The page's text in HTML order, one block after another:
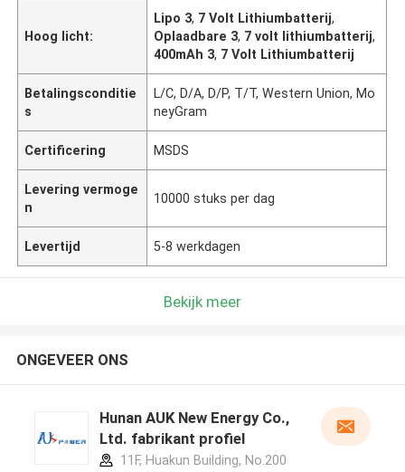
Hoog licht:
Lipo 3, 7 Volt Lithiumbatterij,
Oplaadbare 3, 7 volt lithiumbatterij,
400mAh 3, 7 Volt Lithiumbatterij
Betalingsconditie
s
L/C, D/A, D/P, T/T, Western Union, Mo
neyGram
Certificering MSDS
Levering vermoge
n
10000 stuks per dag
Levertijd 5-8 werkdagen
Bekijk meer
ONGEVEER ONS
Hunan AUK New Energy Co.,
Ltd. fabrikant profiel
11F, Huakun Building, No.200